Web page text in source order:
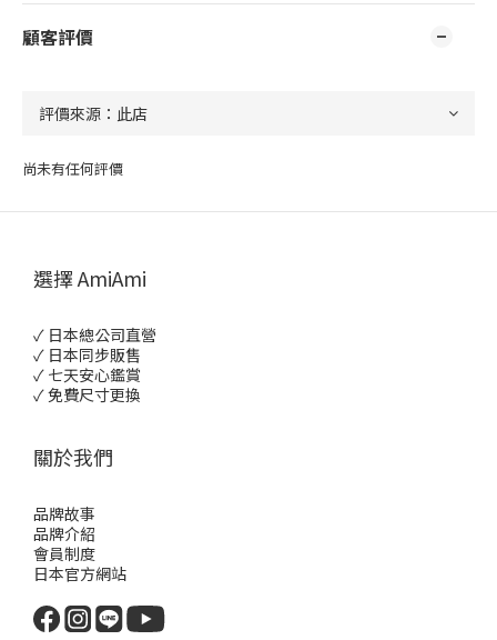
顧客評價
尚未有任何評價
選擇 AmiAmi
✓ 日本總公司直營
✓ 日本同步販售
✓ 七天安心鑑賞
✓ 免費尺寸更換
關於我們
品牌故事
品牌介紹
會員制度
日本官方網站